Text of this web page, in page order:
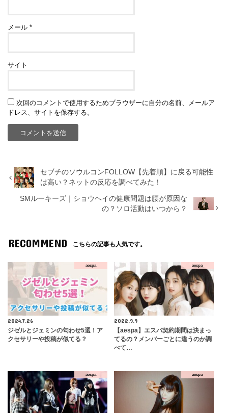
メール*
サイト
次回のコメントで使用するためブラウザーに自分の名前、メールア
ドレス、サイトを保存する。
セブチのソウルコンFOLLOW【先着順】に戻る可能性
は高い？ネットの反応を調べてみた！
SMルーキーズ｜ショウヘイの健康問題は腰が原因な
の？ソロ活動はいつから？
RECOMMEND こちらの記事も人気です。
aespa
2024.7.26
ジゼルとジェミンの匂わせ5選！ア
クセサリーや投稿が似てる？
aespa
2022.9.9
【aespa】エスパ契約期間は決まっ
てるの？メンバーごとに違うのか調
べて…
aespa aespa